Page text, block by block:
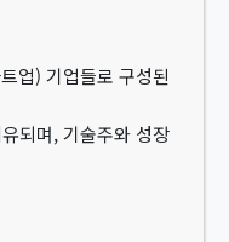
업) 기업들로 구성된
되며, 기술주와 성장